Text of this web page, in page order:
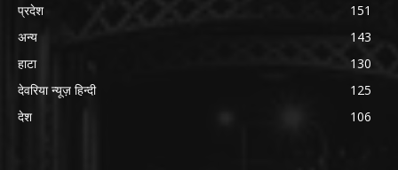
प्रदेश
151
अन्य
143
हाटा
130
देवरिया न्यूज़ हिन्दी
125
देश
106